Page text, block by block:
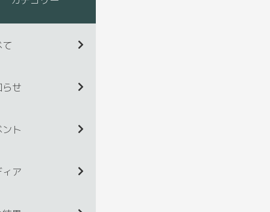
せ
ト
ア